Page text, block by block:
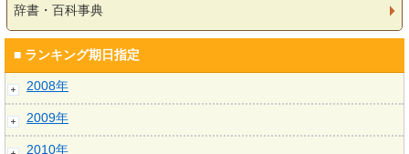
辞書・百科事典
■ ランキング期日指定
2008年
2009年
2010年